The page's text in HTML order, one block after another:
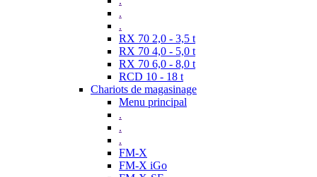
.
.
RX 70 2,0 - 3,5 t
RX 70 4,0 - 5,0 t
RX 70 6,0 - 8,0 t
RCD 10 - 18 t
Chariots de magasinage
Menu principal
.
.
.
FM-X
FM-X iGo